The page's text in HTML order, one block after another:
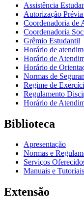
Assistência
Autorização
Coordenadoria de
Coordenadoria
Grêmio Estudantil
Horário de
Horário de
Horário de
Normas de
Regime de
Regulamento
Horário de
Biblioteca
Apresentação
Normas e
Serviços
Manuais e Tutoriais
Extensão